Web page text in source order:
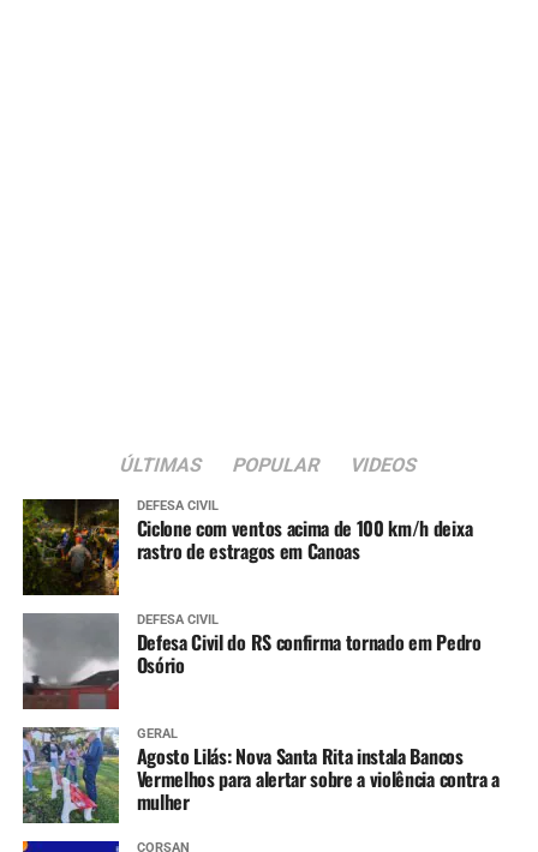
bastante a escolinha de
trânsito”, conta.
A dona de casa Sônia Gomes Chaves, 68, também
participou do evento.
“Adorei a programação.
Cheguei cedo no parque e
fiz aula de dança, ganhei
uma muda de cereja, que
vou plantar junto das
ÚLTIMAS POPULAR VIDEOS
DEFESA CIVIL
Ciclone com ventos acima de 100 km/h deixa
rastro de estragos em Canoas
DEFESA CIVIL
Defesa Civil do RS confirma tornado em Pedro
Osório
GERAL
Agosto Lilás: Nova Santa Rita instala Bancos
Vermelhos para alertar sobre a violência contra a
mulher
CORSAN